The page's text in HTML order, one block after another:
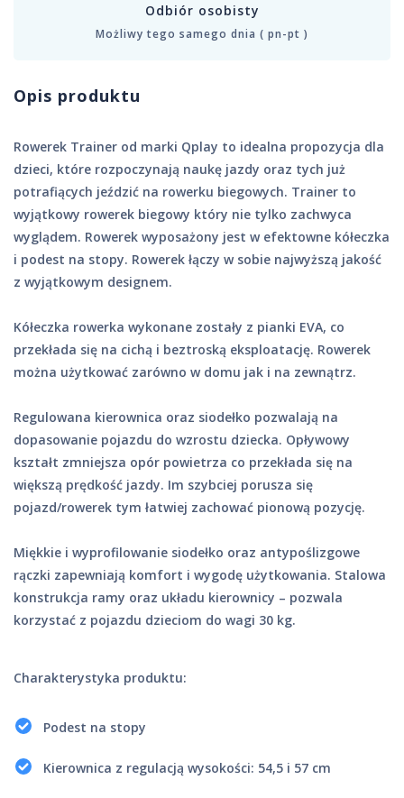
Odbiór osobisty
Możliwy tego samego dnia ( pn-pt )
Opis produktu
Rowerek Trainer od marki Qplay to idealna propozycja dla
dzieci, które rozpoczynają naukę jazdy oraz tych już
potrafiących jeździć na rowerku biegowych. Trainer to
wyjątkowy rowerek biegowy który nie tylko zachwyca
wyglądem. Rowerek wyposażony jest w efektowne kółeczka
i podest na stopy. Rowerek łączy w sobie najwyższą jakość
z wyjątkowym designem.
Kółeczka rowerka wykonane zostały z pianki EVA, co
przekłada się na cichą i beztroską eksploatację. Rowerek
można użytkować zarówno w domu jak i na zewnątrz.
Regulowana kierownica oraz siodełko pozwalają na
dopasowanie pojazdu do wzrostu dziecka. Opływowy
kształt zmniejsza opór powietrza co przekłada się na
większą prędkość jazdy. Im szybciej porusza się
pojazd/rowerek tym łatwiej zachować pionową pozycję.
Miękkie i wyprofilowanie siodełko oraz antypoślizgowe
rączki zapewniają komfort i wygodę użytkowania. Stalowa
konstrukcja ramy oraz układu kierownicy – pozwala
korzystać z pojazdu dzieciom do wagi 30 kg.
Charakterystyka produktu:
Podest na stopy
Kierownica z regulacją wysokości: 54,5 i 57 cm